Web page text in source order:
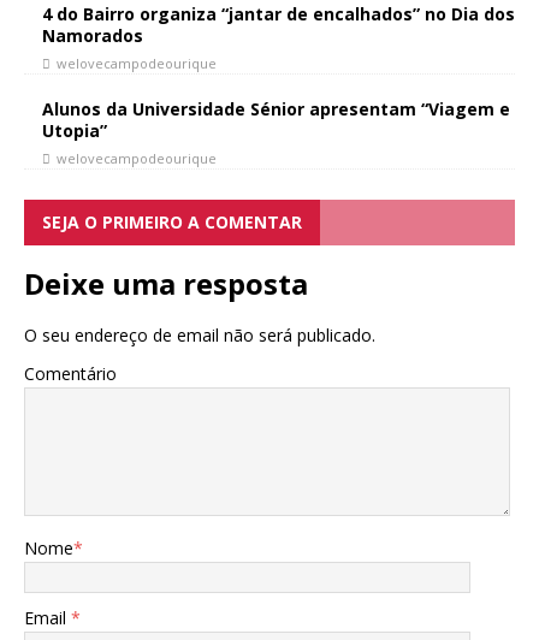
4 do Bairro organiza “jantar de encalhados” no Dia dos
Namorados
welovecampodeourique
Alunos da Universidade Sénior apresentam “Viagem e
Utopia”
welovecampodeourique
SEJA O PRIMEIRO A COMENTAR
Deixe uma resposta
O seu endereço de email não será publicado.
Comentário
Nome*
Email *